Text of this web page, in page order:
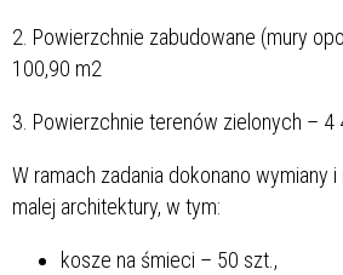
2. Powierzchnie zabudowane (mury
100,90 m2
3. Powierzchnie terenów zielonych – 4
W ramach zadania dokonano wymiany
malej architektury, w tym:
kosze na śmieci – 50 szt.,